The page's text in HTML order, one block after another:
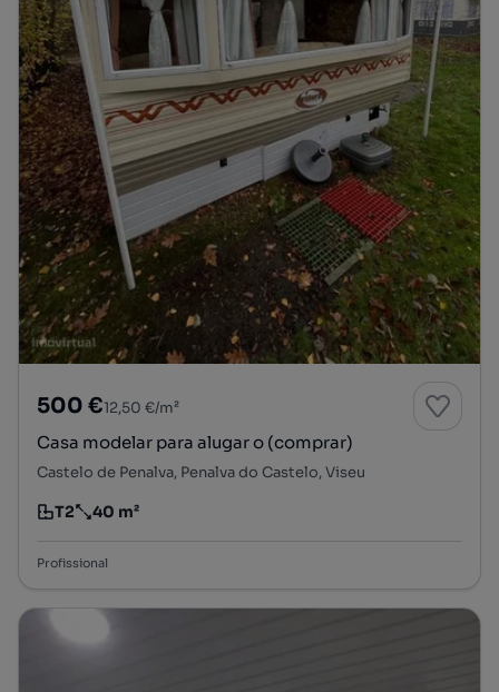
500 €12,50 €/m²
Casa modelar para alugar o (comprar)
Castelo de Penalva, Penalva do Castelo, Viseu
Tipologia
T2
Preço por metro quadrado
40 m²
Profissional